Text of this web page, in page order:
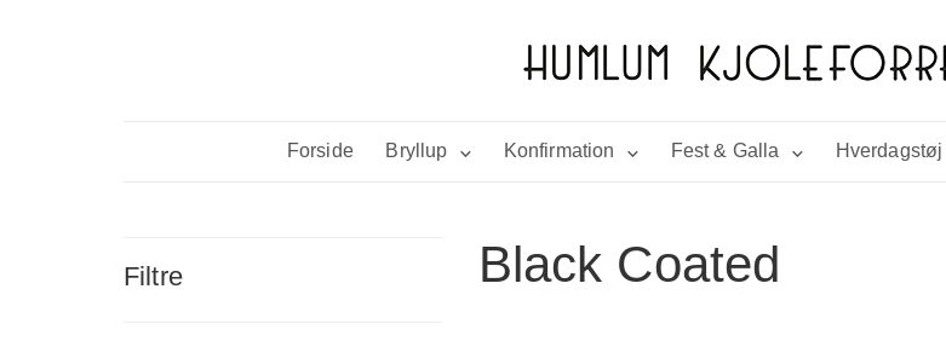
Forside Bryllup Konfirmation Fest & Galla Hverdagstøj
Black Coated
Filtre